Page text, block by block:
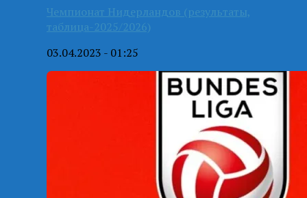
Чемпионат Нидерландов (результаты,
таблица-2025/2026)
03.04.2023 - 01:25